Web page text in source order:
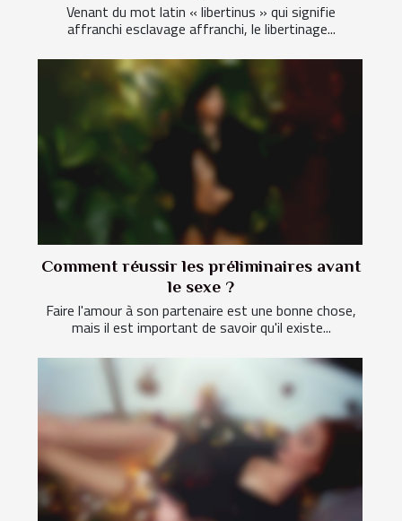
Venant du mot latin « libertinus » qui signifie
affranchi esclavage affranchi, le libertinage...
Comment réussir les préliminaires avant
le sexe ?
Faire l'amour à son partenaire est une bonne chose,
mais il est important de savoir qu'il existe...